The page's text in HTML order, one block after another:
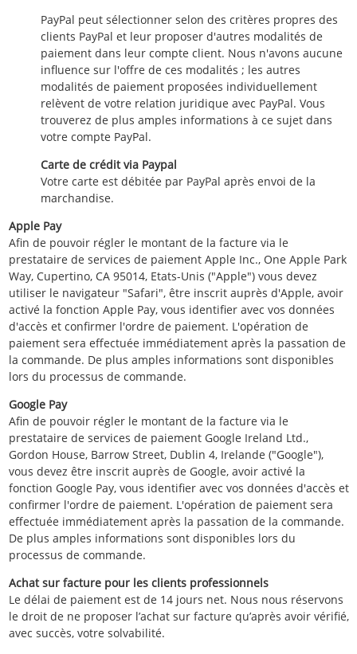
PayPal peut sélectionner selon des critères propres des
clients PayPal et leur proposer d'autres modalités de
paiement dans leur compte client. Nous n'avons aucune
influence sur l'offre de ces modalités ; les autres
modalités de paiement proposées individuellement
relèvent de votre relation juridique avec PayPal. Vous
trouverez de plus amples informations à ce sujet dans
votre compte PayPal.
Carte de crédit via Paypal
Votre carte est débitée par PayPal après envoi de la
marchandise.
Apple Pay
Afin de pouvoir régler le montant de la facture via le
prestataire de services de paiement Apple Inc., One Apple Park
Way, Cupertino, CA 95014, Etats-Unis ("Apple") vous devez
utiliser le navigateur "Safari", être inscrit auprès d'Apple, avoir
activé la fonction Apple Pay, vous identifier avec vos données
d'accès et confirmer l'ordre de paiement. L'opération de
paiement sera effectuée immédiatement après la passation de
la commande. De plus amples informations sont disponibles
lors du processus de commande.
Google Pay
Afin de pouvoir régler le montant de la facture via le
prestataire de services de paiement Google Ireland Ltd.,
Gordon House, Barrow Street, Dublin 4, Irelande ("Google"),
vous devez être inscrit auprès de Google, avoir activé la
fonction Google Pay, vous identifier avec vos données d'accès et
confirmer l'ordre de paiement. L'opération de paiement sera
effectuée immédiatement après la passation de la commande.
De plus amples informations sont disponibles lors du
processus de commande.
Achat sur facture pour les clients professionnels
Le délai de paiement est de 14 jours net. Nous nous réservons
le droit de ne proposer l’achat sur facture qu’après avoir vérifié,
avec succès, votre solvabilité.